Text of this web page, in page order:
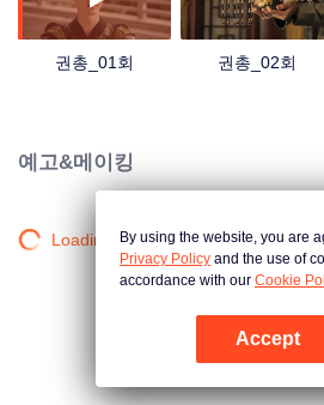
권총_01회 권총_02회
예고&메이킹
Loading…By using the website, you are
Privacy Policy and the use of
accordance with our Cookie
Accept